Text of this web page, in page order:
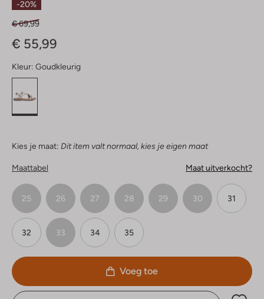
-20%
€ 69,99
€ 55,99
Kleur: Goudkleurig
Kies je maat: Dit item valt normaal, kies je eigen maat
Maattabel Maat uitverkocht?
25 26 27 28 29 30 31
32 33 34 35
Voeg toe